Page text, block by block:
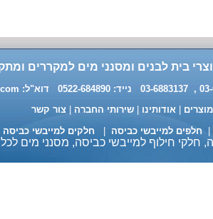
בית לבנים ומסנני מים למקררים
אודותינו שירותי החברה
צור קשר
חלפים למייבשי כביסה חלקים למייבשי כביסה
חלקי חילוף למייבשי כביסה, מסנני מים